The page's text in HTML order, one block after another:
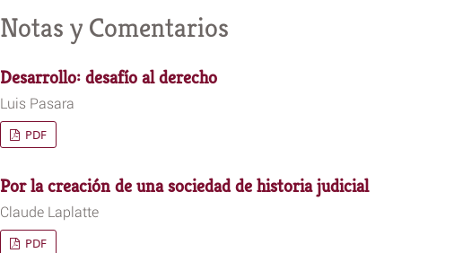
Notas y Comentarios
Desarrollo: desafío al derecho
Luis Pasara
PDF
Por la creación de una sociedad de historia judicial
Claude Laplatte
PDF